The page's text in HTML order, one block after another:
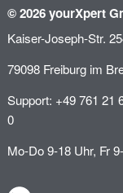
© 2026 yourXpert
Kaiser-Joseph-Str.
79098 Freiburg im
Support: +49 761 21
0
Mo-Do 9-18 Uhr, Fr